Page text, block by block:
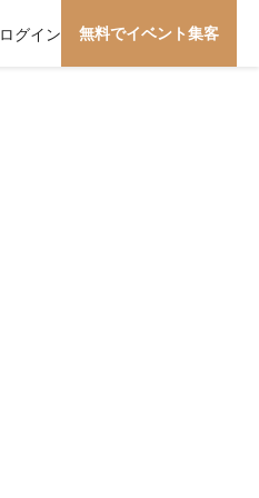
ログイン 無料でイベント集客